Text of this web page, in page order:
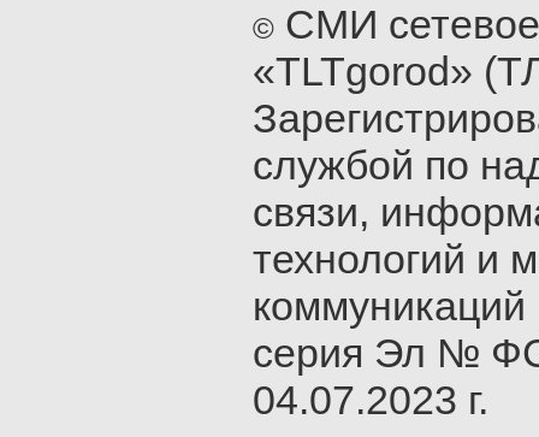
© СМИ
«TLTgorod»
службой по
связи,
технологий и
серия Эл №
04.07.2023 г.